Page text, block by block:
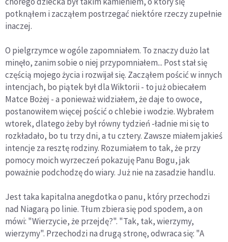
potknąłem i zacząłem postrzegać niektóre rzeczy zupełnie
inaczej.
O pielgrzymce w ogóle zapomniałem. To znaczy dużo lat
minęło, zanim sobie o niej przypomniałem... Post stał się
częścią mojego życia i rozwijał się. Zacząłem pościć w innych
intencjach, bo piątek był dla Wiktorii - to już obiecałem
Matce Bożej - a ponieważ widziałem, że daje to owoce,
postanowiłem więcej pościć o chlebie i wodzie. Wybrałem
wtorek, dlatego żeby był równy tydzień -ładnie mi się to
rozkładało, bo tu trzy dni, a tu cztery. Zawsze miałem jakieś
intencje za resztę rodziny. Rozumiałem to tak, że przy
pomocy moich wyrzeczeń pokazuję Panu Bogu, jak
poważnie podchodzę do wiary. Już nie na zasadzie handlu.
Jest taka kapitalna anegdotka o panu, który przechodzi
nad Niagarą po linie. Tłum zbiera się pod spodem, a on
mówi: "Wierzycie, że przejdę?". "Tak, tak, wierzymy,
wierzymy". Przechodzi na drugą stronę, odwraca się: "A